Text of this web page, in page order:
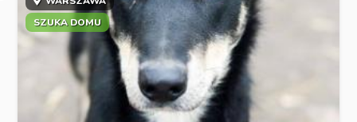
SZUKA DOMU